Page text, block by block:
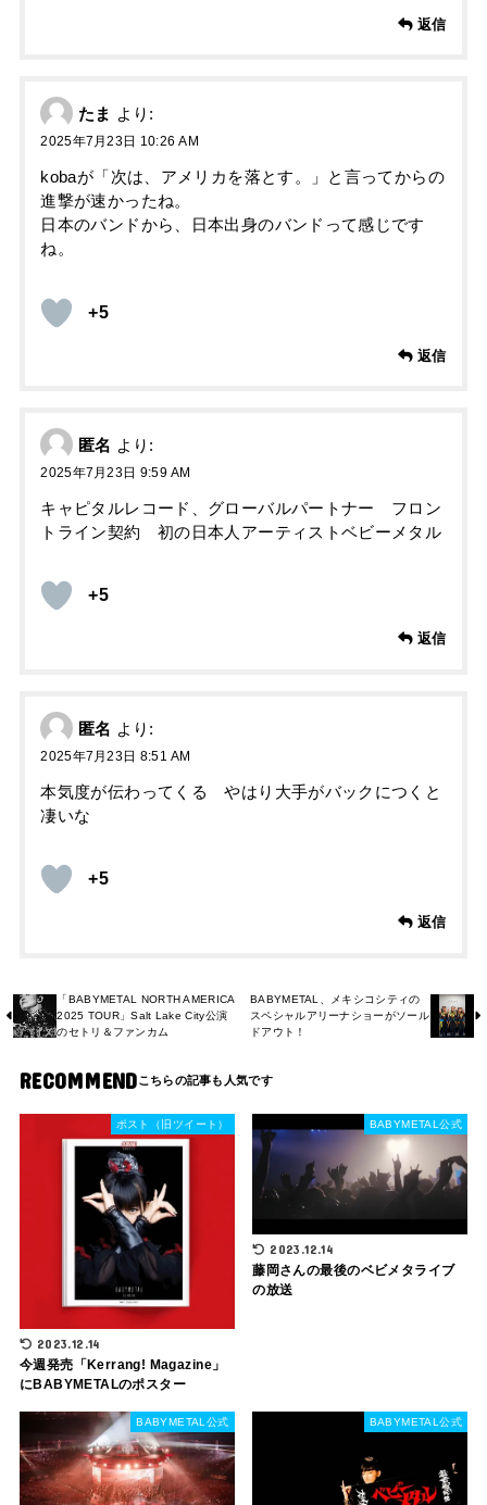
返信
たま より:
2025年7月23日 10:26 AM
kobaが「次は、アメリカを落とす。」と言ってからの
進撃が速かったね。
日本のバンドから、日本出身のバンドって感じです
ね。
+5
返信
匿名 より:
2025年7月23日 9:59 AM
キャピタルレコード、グローバルパートナー フロン
トライン契約 初の日本人アーティストベビーメタル
+5
返信
匿名 より:
2025年7月23日 8:51 AM
本気度が伝わってくる やはり大手がバックにつくと
凄いな
+5
返信
「BABYMETAL NORTH AMERICA
2025 TOUR」Salt Lake City公演
のセトリ＆ファンカム
BABYMETAL、メキシコシティの
スペシャルアリーナショーがソール
ドアウト！
RECOMMEND
ポスト（旧ツイート）
2023.12.14
今週発売「Kerrang! Magazine」
にBABYMETALのポスター
BABYMETAL公式
2023.12.14
藤岡さんの最後のベビメタライブ
の放送
BABYMETAL公式 BABYMETAL公式